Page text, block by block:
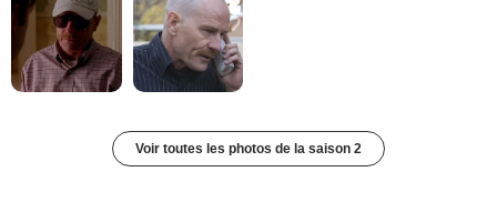
Voir toutes les photos de la saison 2